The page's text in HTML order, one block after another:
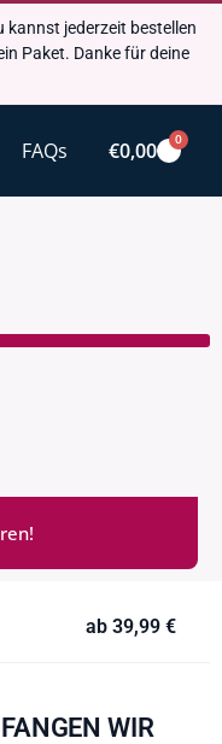
kannst jederzeit bestellen
Paket. Danke für deine
FAQs €0,00 0
ab 39,99 €
WIR